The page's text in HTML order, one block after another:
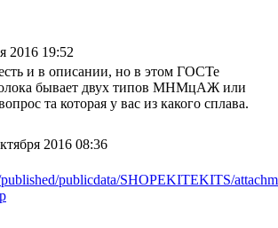
2016 19:52
и в описании, но в этом ГОСТе
бывает двух типов МНМцАЖ или
та которая у вас из какого сплава.
2016 08:36
publicdata/SHOPEKITEKITS/